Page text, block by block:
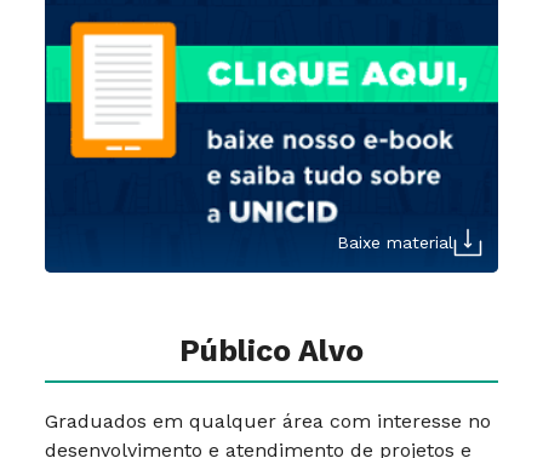
Baixe material
Público Alvo
Graduados em qualquer área com interesse no
desenvolvimento e atendimento de projetos e